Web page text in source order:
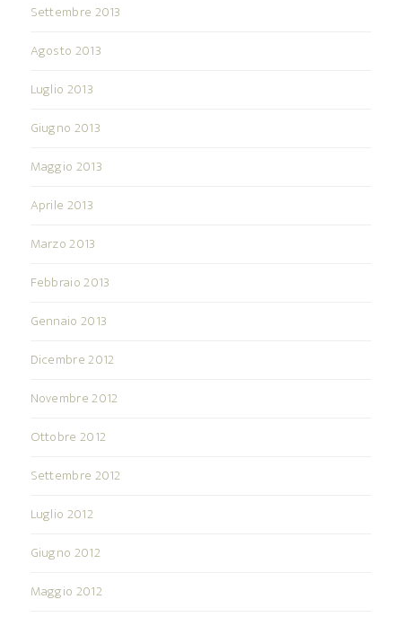
Settembre 2013
Agosto 2013
Luglio 2013
Giugno 2013
Maggio 2013
Aprile 2013
Marzo 2013
Febbraio 2013
Gennaio 2013
Dicembre 2012
Novembre 2012
Ottobre 2012
Settembre 2012
Luglio 2012
Giugno 2012
Maggio 2012